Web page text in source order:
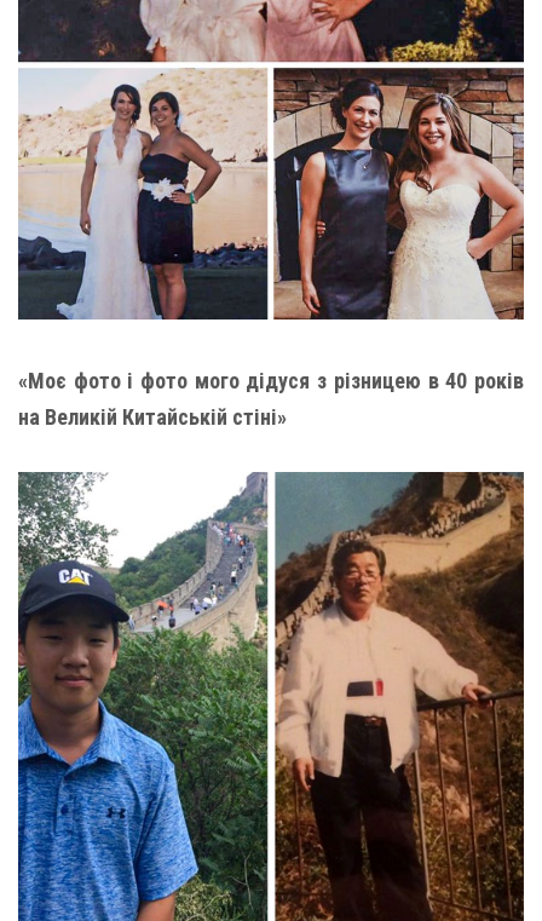
«Моє фото і фото мого дідуся з різницею в 40 років
на Великій Китайській стіні»